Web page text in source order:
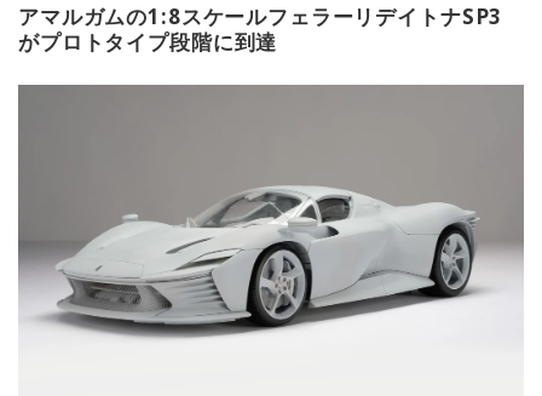
アマルガムの1:8スケールフェラーリデイトナSP3
がプロトタイプ段階に到達